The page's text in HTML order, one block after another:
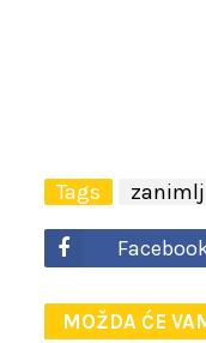
Tags
MOŽDA ĆE